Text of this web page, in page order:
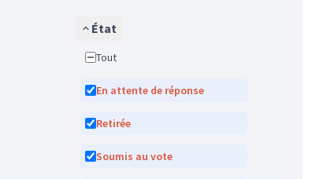
État
Tout
En attente de réponse
Retirée
Soumis au vote